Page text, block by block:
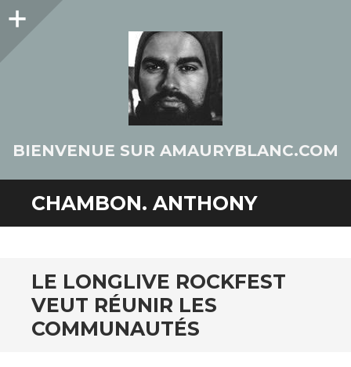
Colonne
BIENVENUE SUR AMAURYBLANC.COM
CHAMBON. ANTHONY
LE LONGLIVE ROCKFEST
VEUT RÉUNIR LES
COMMUNAUTÉS